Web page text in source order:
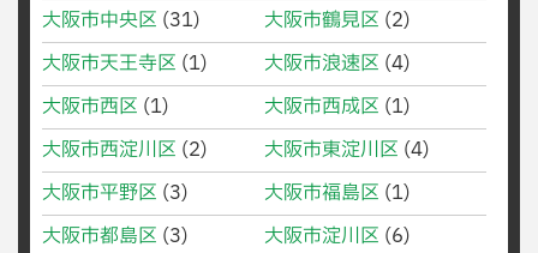
大阪市中央区 (31) 大阪市鶴見区 (2)
大阪市天王寺区 (1) 大阪市浪速区 (4)
大阪市西区 (1) 大阪市西成区 (1)
大阪市西淀川区 (2) 大阪市東淀川区 (4)
大阪市平野区 (3) 大阪市福島区 (1)
大阪市都島区 (3) 大阪市淀川区 (6)